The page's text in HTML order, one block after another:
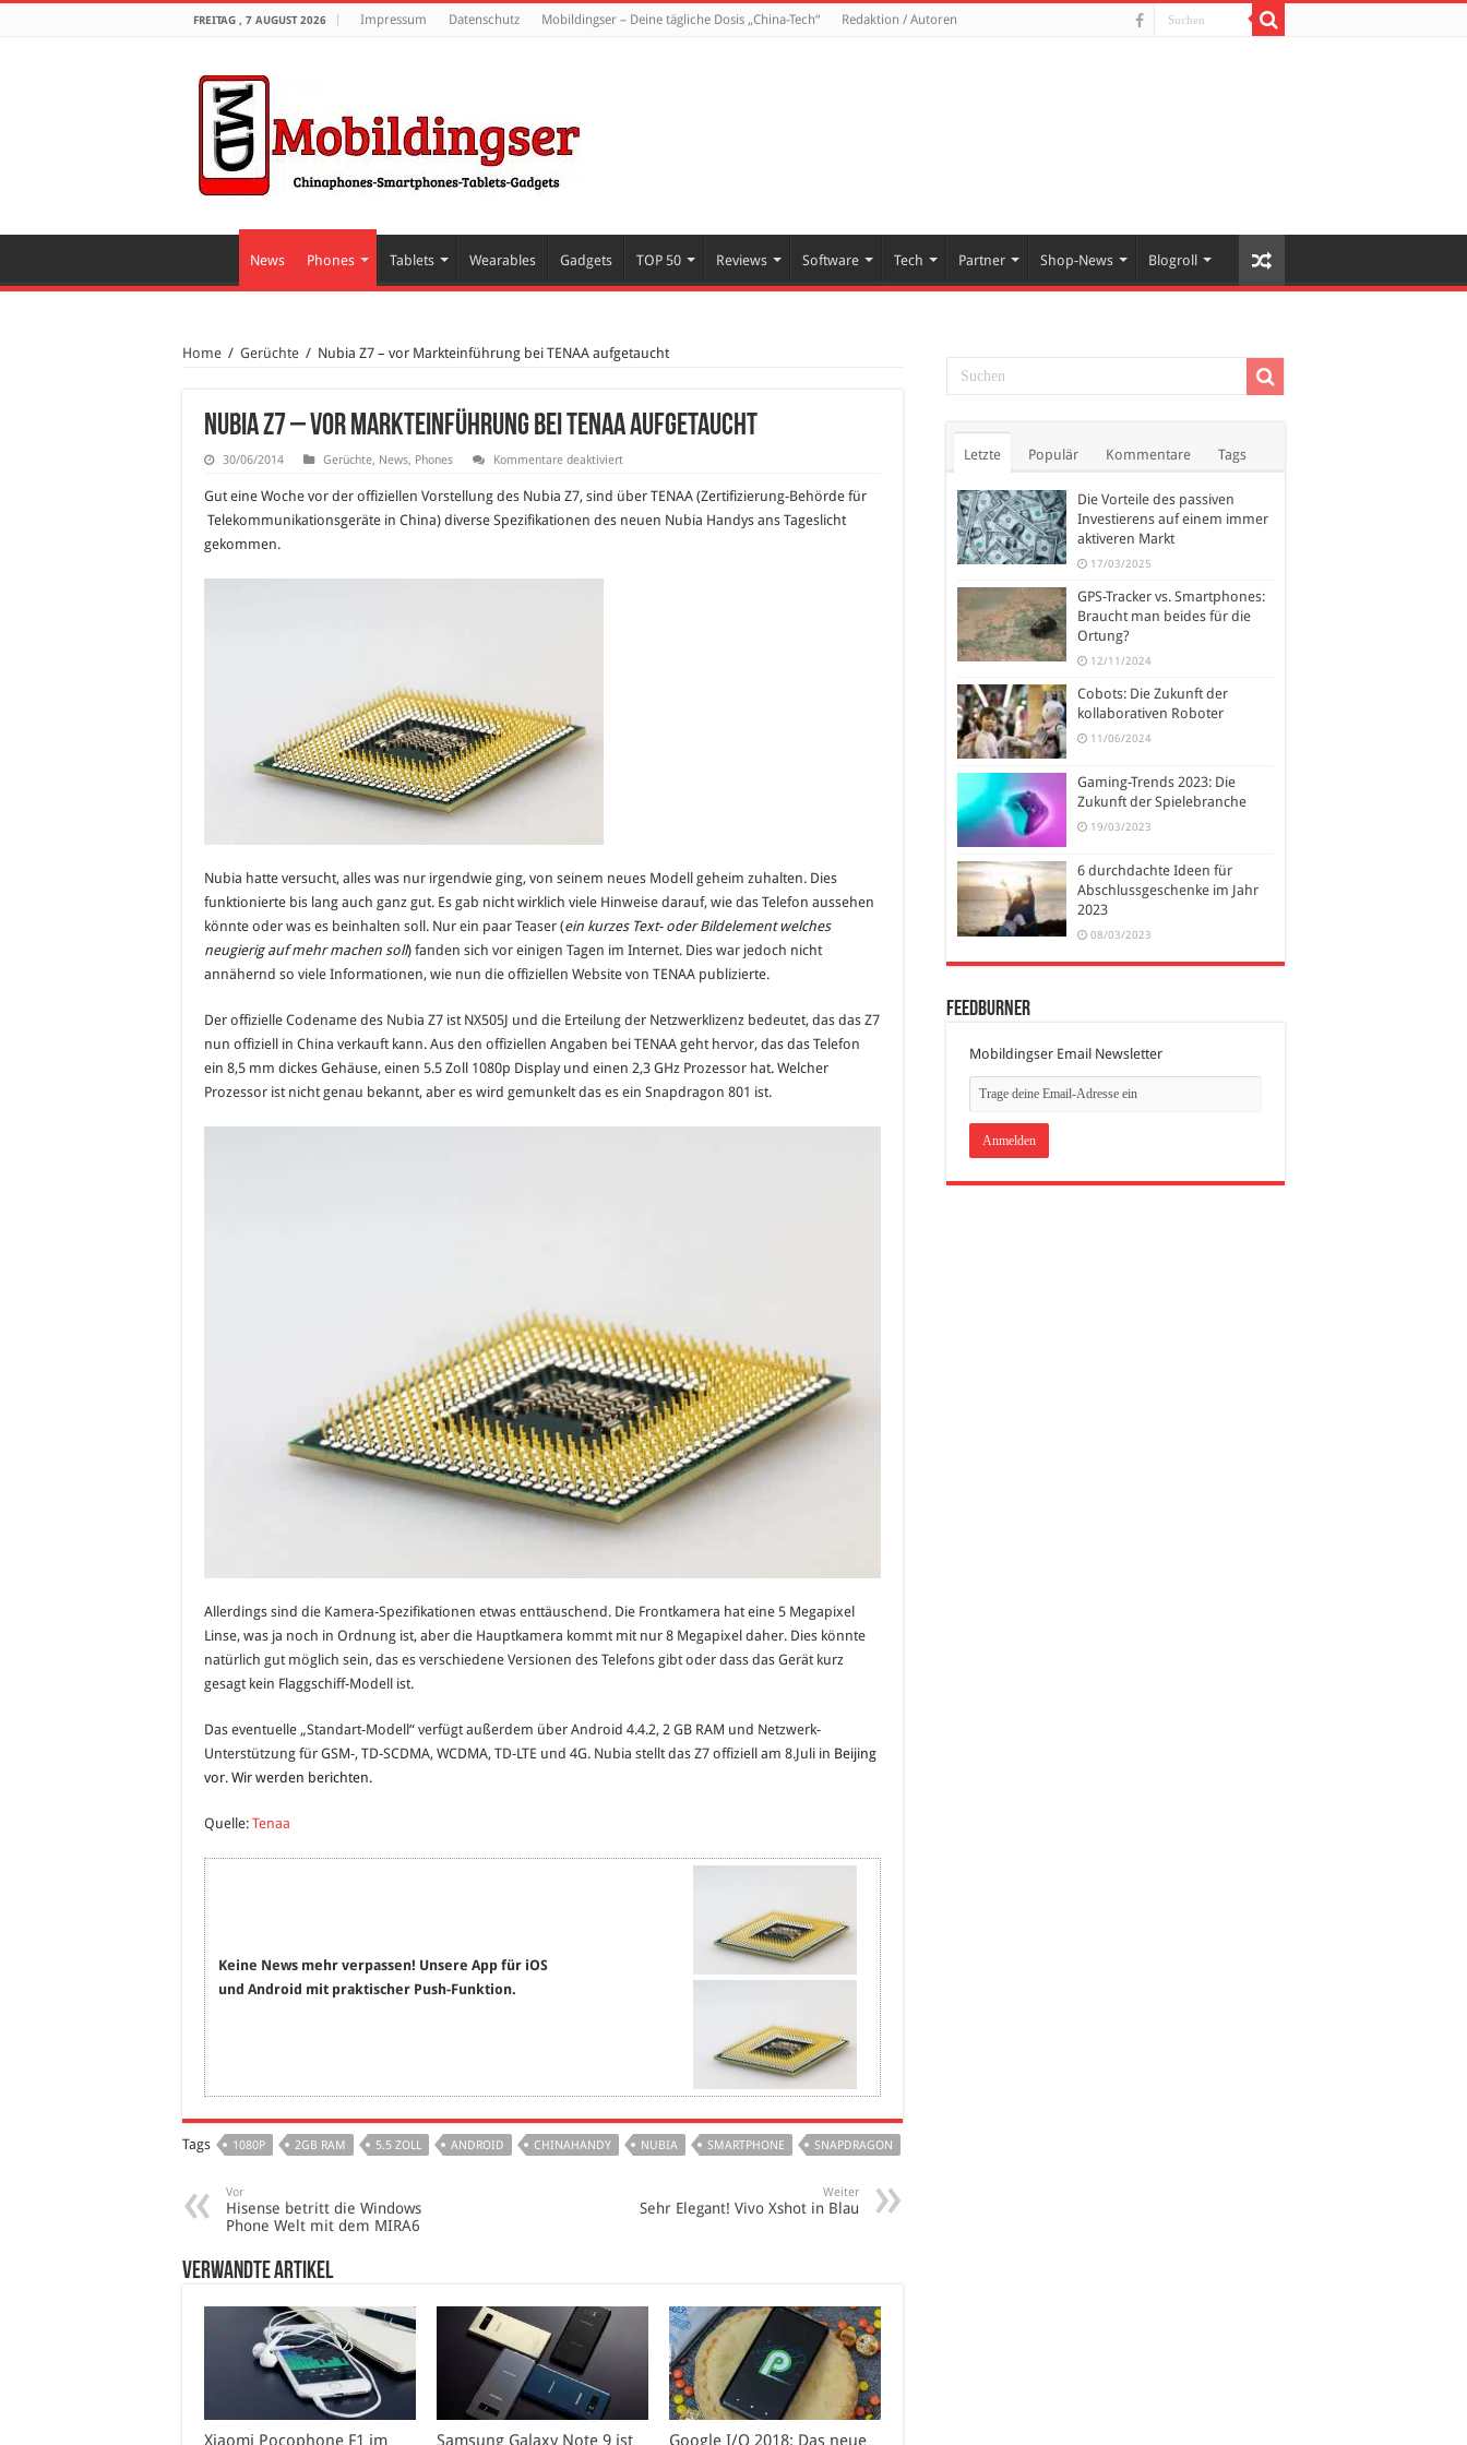
FREITAG , 7 AUGUST 2026 Impressum Datenschutz Mobildingser – Deine tägliche Dosis „China-Tech“ Redaktion / Autoren
News Phones Tablets Wearables Gadgets TOP 50 Reviews Software Tech Partner Shop-News Blogroll
Home / Gerüchte / Nubia Z7 – vor Markteinführung bei TENAA aufgetaucht
Nubia Z7 – vor Markteinführung bei TENAA aufgetaucht
30/06/2014 Gerüchte, News, Phones Kommentare deaktiviertfür
Z7
–
vor
Markteinführung
Gut eine Woche vor der offiziellen Vorstellung des Nubia Z7, sind über TENAA (Zertifizierung-Behörde für
Telekommunikationsgeräte in China) diverse Spezifikationen des neuen Nubia Handys ans Tageslicht
gekommen.
Nubia hatte versucht, alles was nur irgendwie ging, von seinem neues Modell geheim zuhalten. Dies
funktionierte bis lang auch ganz gut. Es gab nicht wirklich viele Hinweise darauf, wie das Telefon aussehen
könnte oder was es beinhalten soll. Nur ein paar Teaser (ein kurzes Text- oder Bildelement welches
neugierig auf mehr machen soll) fanden sich vor einigen Tagen im Internet. Dies war jedoch nicht
annähernd so viele Informationen, wie nun die offiziellen Website von TENAA publizierte.
Der offizielle Codename des Nubia Z7 ist NX505J und die Erteilung der Netzwerklizenz bedeutet, das das Z7
nun offiziell in China verkauft kann. Aus den offiziellen Angaben bei TENAA geht hervor, das das Telefon
ein 8,5 mm dickes Gehäuse, einen 5.5 Zoll 1080p Display und einen 2,3 GHz Prozessor hat. Welcher
Prozessor ist nicht genau bekannt, aber es wird gemunkelt das es ein Snapdragon 801 ist.
Allerdings sind die Kamera-Spezifikationen etwas enttäuschend. Die Frontkamera hat eine 5 Megapixel
Linse, was ja noch in Ordnung ist, aber die Hauptkamera kommt mit nur 8 Megapixel daher. Dies könnte
natürlich gut möglich sein, das es verschiedene Versionen des Telefons gibt oder dass das Gerät kurz
gesagt kein Flaggschiff-Modell ist.
Das eventuelle „Standart-Modell“ verfügt außerdem über Android 4.4.2, 2 GB RAM und Netzwerk-
Unterstützung für GSM-, TD-SCDMA, WCDMA, TD-LTE und 4G. Nubia stellt das Z7 offiziell am 8.Juli in Beijing
vor. Wir werden berichten.
Quelle: Tenaa
Keine News mehr verpassen! Unsere App für iOS
und Android mit praktischer Push-Funktion.
Tags 1080P 2GB RAM 5.5 ZOLL ANDROID CHINAHANDY NUBIA SMARTPHONE SNAPDRAGON
Vor
Hisense betritt die Windows
Phone Welt mit dem MIRA6
Weiter
Sehr Elegant! Vivo Xshot in Blau
verwandte Artikel
Xiaomi Pocophone F1 im Samsung Galaxy Note 9 ist Google I/O 2018: Das neue
Letzte Populär Kommentare Tags
Die Vorteile des passiven
Investierens auf einem immer
aktiveren Markt
17/03/2025
GPS-Tracker vs. Smartphones:
Braucht man beides für die
Ortung?
12/11/2024
Cobots: Die Zukunft der
kollaborativen Roboter
11/06/2024
Gaming-Trends 2023: Die
Zukunft der Spielebranche
19/03/2023
6 durchdachte Ideen für
Abschlussgeschenke im Jahr
2023
08/03/2023
FeedBurner
Mobildingser Email Newsletter